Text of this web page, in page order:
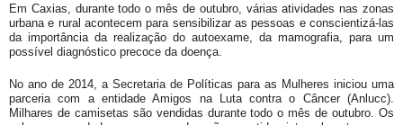
Em Caxias, durante todo o mês de outubro, várias atividades nas zonas
urbana e rural acontecem para sensibilizar as pessoas e conscientizá-las
da importância da realização do autoexame, da mamografia, para um
possível diagnóstico precoce da doença.
No ano de 2014, a Secretaria de Políticas para as Mulheres iniciou uma
parceria com a entidade Amigos na Luta contra o Câncer (Anlucc).
Milhares de camisetas são vendidas durante todo o mês de outubro. Os